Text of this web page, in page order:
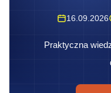
16.09.2026
Praktyczna